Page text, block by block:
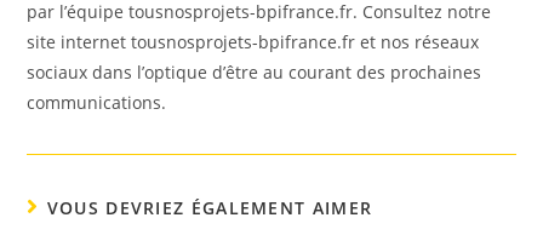
par l’équipe tousnosprojets-bpifrance.fr. Consultez notre
site internet tousnosprojets-bpifrance.fr et nos réseaux
sociaux dans l’optique d’être au courant des prochaines
communications.
VOUS DEVRIEZ ÉGALEMENT AIMER